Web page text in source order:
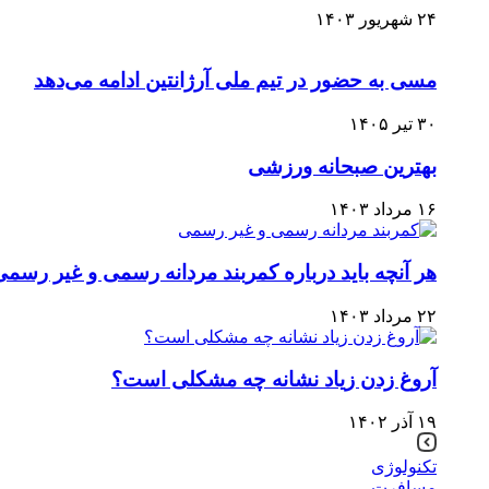
۲۴ شهریور ۱۴۰۳
مسی به حضور در تیم ملی آرژانتین ادامه می‌دهد
۳۰ تیر ۱۴۰۵
بهترین صبحانه ورزشی
۱۶ مرداد ۱۴۰۳
هر آنچه باید درباره کمربند مردانه رسمی و غیر رسمی
۲۲ مرداد ۱۴۰۳
آروغ زدن زیاد نشانه چه مشکلی است؟
۱۹ آذر ۱۴۰۲
تکنولوژی